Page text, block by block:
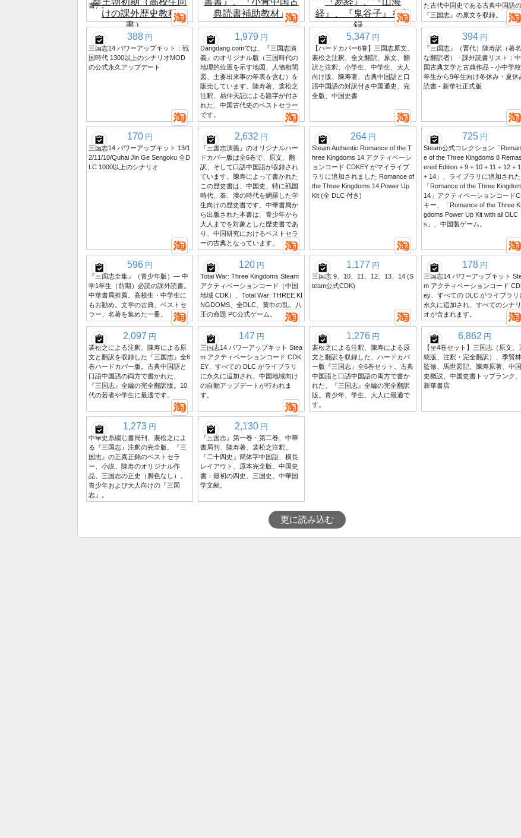
書）。
た古代中国史である古典中国語の
『三国志』の原文を収録。
388 円
三国志14 パワーアップキット：戦
国時代 1300以上のシナリオMOD
の公式永久アップデート
1,979 円
Dangdang.comでは、『三国志演
義』のオリジナル版（三国時代の
地理的位置を示す地図、人物相関
図、主要出来事の年表を含む）を
販売しています。陳寿著、裴松之
注釈、易仲天記による題字が付さ
れた、中国古代史のベストセラー
です。
5,347 円
【ハードカバー6巻】三国志原文、
裴松之注釈、全文翻訳、原文、翻
訳と注釈、小学生、中学生、大人
向け版、陳寿著、古典中国語と口
語中国語の対訳付き中国通史、完
全版、中国史書
394 円
『三国志』（晋代）陳寿訳（著名
な翻訳者） - 課外読書リスト：中
国古典文学と古典作品 - 小中学
年生から9年生向け冬休み・夏休
読書 - 新華社正式版
170 円
三国志14 パワーアップキット 13/1
2/11/10/Quhai Jin Ge Sengoku 全D
LC 1000以上のシナリオ
2,632 円
『三国志演義』のオリジナルハー
ドカバー版は全6巻で、原文、翻
訳、そして口語中国語が収録され
ています。陳寿によって書かれた
この歴史書は、中国史、特に戦国
時代、秦、漢の時代を網羅した学
生向けの歴史書です。中華書局か
ら出版された本書は、青少年から
大人までを対象とした歴史書であ
り、中国研究におけるベストセラ
ーの古典となっています。
264 円
Steam Authentic Romance of the T
hree Kingdoms 14 アクティベーシ
ョンコード CDKEY がマイライブ
ラリに追加されました Romance of
the Three Kingdoms 14 Power Up
Kit (全 DLC 付き)
725 円
Steam公式コレクション「
e of the Three Kingdoms 8
ered Edition + 9 + 10 + 11 + 12 +
+ 14」、ライブラリに追加された
「Romance of the Three
14」アクティベーションコード
キー、「Romance of the Three
gdoms Power Up Kit with all DLC
s」、中国製ゲーム。
596 円
『三国志全集』（青少年版）― 中
学1年生（前期）必読の課外読書。
中華書局推薦。高校生・中学生に
もお勧め。文学の古典、ベストセ
ラー、名著を集めた一冊。
120 円
Total War: Three Kingdoms Steam
アクティベーションコード（中国
地域 CDK）、Total War: THREE KI
NGDOMS、全DLC、黄巾の乱、八
王の命題 PC公式ゲーム。
1,177 円
三国志 9、10、11、12、13、14 (S
team公式CDK)
178 円
三国志14 パワーアップキット
m アクティベーションコード
ey、すべての DLC がライブラリ
永久に追加され、すべてのシナリ
オが含まれます。
2,097 円
裴松之による注釈、陳寿による原
文と翻訳を収録した『三国志』全6
巻ハードカバー版。古典中国語と
口語中国語の両方で書かれた、
『三国志』全編の完全翻訳版。10
代の若者や学生に最適です。
147 円
三国志14 パワーアップキット Stea
m アクティベーションコード CDK
EY、すべての DLC がライブラリ
に永久に追加され、中国地域向け
の自動アップデートが行われま
す。
1,276 円
裴松之による注釈、陳寿による原
文と翻訳を収録した、ハードカバ
ー版『三国志』全6巻セット。古典
中国語と口語中国語の両方で書か
れた、『三国志』全編の完全翻訳
版。青少年、学生、大人に最適で
す。
6,862 円
【全4巻セット】三国志（原文、
統版、注釈・完全翻訳）、季賢林
監修、馬世図記、陳寿原著、中国
史概説、中国史書トップランク、
新華書店
1,273 円
中華史糸綴じ書局刊、裴松之によ
る『三国志』注釈の完全版。『三
国志』の正真正銘のベストセラ
ー、小説、陳寿のオリジナル作
品、三国志の正史（脚色なし）。
青少年および大人向けの『三国
志』。
2,130 円
『三国志』第一巻・第二巻、中華
書局刊、陳寿著、裴松之注釈。
『二十四史』簡体字中国語、横長
レイアウト、原本完全版。中国史
書：最初の四史、三国史。中華国
学文献。
更に読み込む